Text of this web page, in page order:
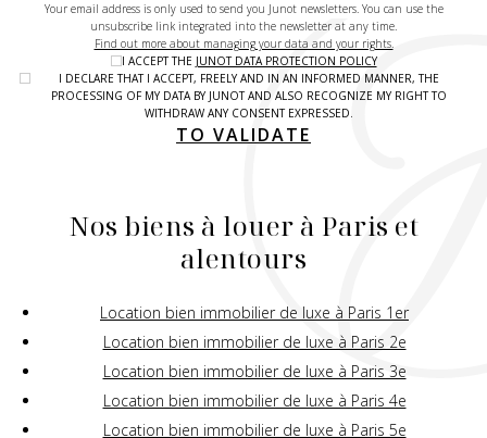
Your email address is only used to send you Junot newsletters. You can use the
unsubscribe link integrated into the newsletter at any time.
Find out more about managing your data and your rights.
I ACCEPT THE JUNOT DATA PROTECTION POLICY
I DECLARE THAT I ACCEPT, FREELY AND IN AN INFORMED MANNER, THE
PROCESSING OF MY DATA BY JUNOT AND ALSO RECOGNIZE MY RIGHT TO
WITHDRAW ANY CONSENT EXPRESSED.
TO VALIDATE
Nos biens à louer à Paris et
alentours
Location bien immobilier de luxe à Paris 1er
Location bien immobilier de luxe à Paris 2e
Location bien immobilier de luxe à Paris 3e
Location bien immobilier de luxe à Paris 4e
Location bien immobilier de luxe à Paris 5e